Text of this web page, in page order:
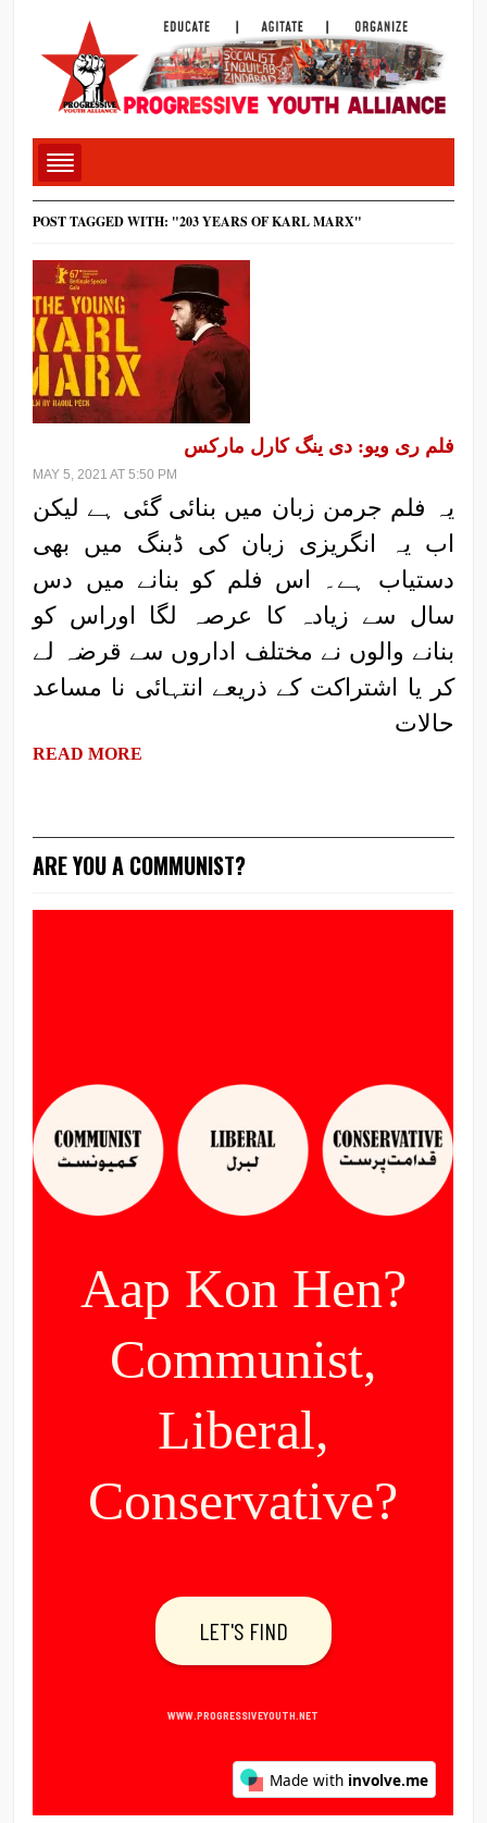
POST TAGGED WITH: "203 YEARS OF KARL MARX"
فلم ری ویو: دی ینگ کارل مارکس
MAY 5, 2021 AT 5:50 PM
یہ فلم جرمن زبان میں بنائی گئی ہے لیکن
اب یہ انگریزی زبان کی ڈبنگ میں بھی
دستیاب ہے۔ اس فلم کو بنانے میں دس
سال سے زیادہ کا عرصہ لگا اوراس کو
بنانے والوں نے مختلف اداروں سے قرضہ لے
کر یا اشتراکت کے ذریعے انتہائی نا مساعد
حالات
READ MORE
ARE YOU A COMMUNIST?